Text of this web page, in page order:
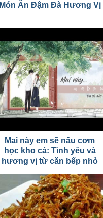
Món Ăn Đậm Đà Hương Vị
Mai này em sẽ nấu cơm
học kho cá: Tình yêu và
hương vị từ căn bếp nhỏ